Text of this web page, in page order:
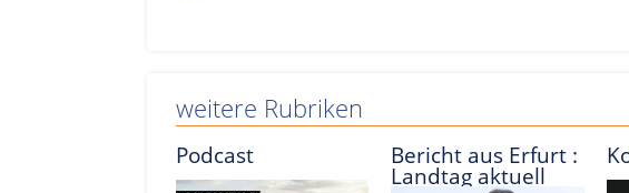
weitere Rubriken
Podcast Bericht aus Erfurt :
Landtag aktuell